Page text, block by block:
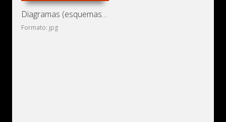
Diagramas (esquemas) eléctricos de coche Vauxhall Zafira A
Formato: jpg